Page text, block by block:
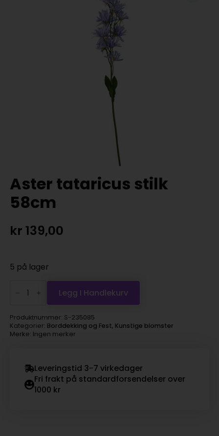
Aster tataricus stilk
58cm
kr 139,00
5 på lager
tataricus
antall
Legg I Handlekurv
Produktnummer: S-235085
Kategorier: Borddekking og Fest, Kunstige blomster
Merke: Ingen merker
Leveringstid 3-7 virkedager
Fri frakt på standardforsendelser over
1000 kr